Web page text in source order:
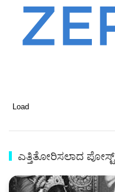
Load
ಎತ್ತಿತೋರಿಸಲಾದ ಪೋಸ್ಟ್